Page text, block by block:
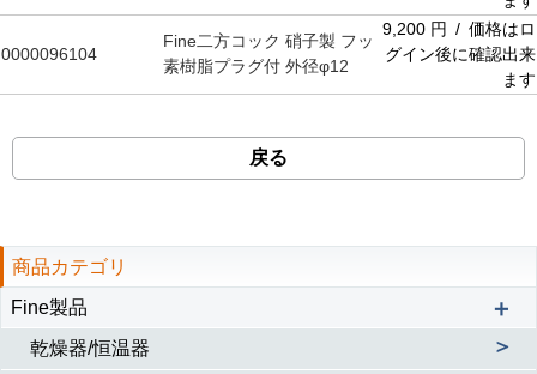
0000096104
Fine二方コック 硝子製 フッ
素樹脂プラグ付 外径φ12
9,200 円 / 価格はロ
グイン後に確認出来
ます
戻る
商品カテゴリ
Fine製品
＋
乾燥器/恒温器 ＞